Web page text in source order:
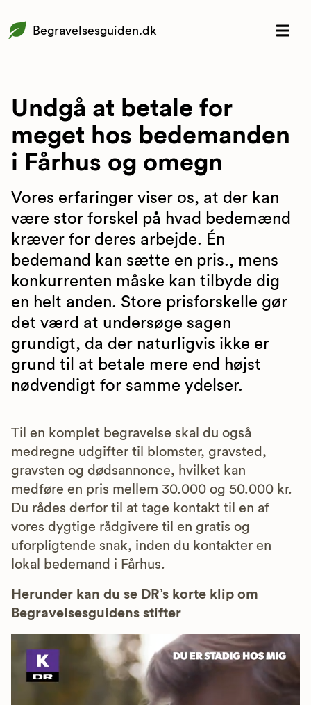
Begravelsesguiden.dk
Undgå at betale for
meget hos bedemanden
i Fårhus og omegn
Vores erfaringer viser os, at der kan
være stor forskel på hvad bedemænd
kræver for deres arbejde. Én
bedemand kan sætte en pris., mens
konkurrenten måske kan tilbyde dig
en helt anden. Store prisforskelle gør
det værd at undersøge sagen
grundigt, da der naturligvis ikke er
grund til at betale mere end højst
nødvendigt for samme ydelser.
Til en komplet begravelse skal du også
medregne udgifter til blomster, gravsted,
gravsten og dødsannonce, hvilket kan
medføre en pris mellem 30.000 og 50.000 kr.
Du rådes derfor til at tage kontakt til en af
vores dygtige rådgivere til en gratis og
uforpligtende snak, inden du kontakter en
lokal bedemand i Fårhus.
Herunder kan du se DR’s korte klip om
Begravelsesguidens stifter